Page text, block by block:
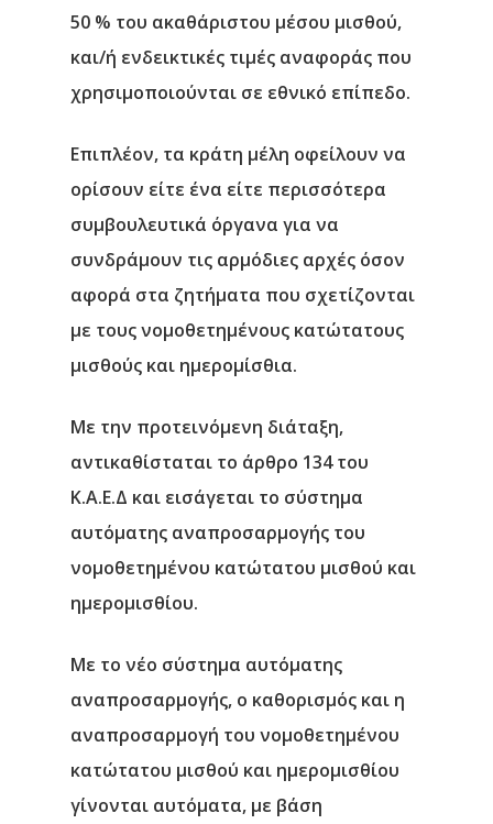
50 % του ακαθάριστου μέσου μισθού,
και/ή ενδεικτικές τιμές αναφοράς που
χρησιμοποιούνται σε εθνικό επίπεδο.
Επιπλέον, τα κράτη μέλη οφείλουν να
ορίσουν είτε ένα είτε περισσότερα
συμβουλευτικά όργανα για να
συνδράμουν τις αρμόδιες αρχές όσον
αφορά στα ζητήματα που σχετίζονται
με τους νομοθετημένους κατώτατους
μισθούς και ημερομίσθια.
Με την προτεινόμενη διάταξη,
αντικαθίσταται το άρθρο 134 του
Κ.Α.Ε.Δ και εισάγεται το σύστημα
αυτόματης αναπροσαρμογής του
νομοθετημένου κατώτατου μισθού και
ημερομισθίου.
Με το νέο σύστημα αυτόματης
αναπροσαρμογής, ο καθορισμός και η
αναπροσαρμογή του νομοθετημένου
κατώτατου μισθού και ημερομισθίου
γίνονται αυτόματα, με βάση